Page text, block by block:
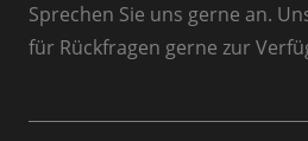
Sprechen Sie uns gerne an.
für Rückfragen gerne zur